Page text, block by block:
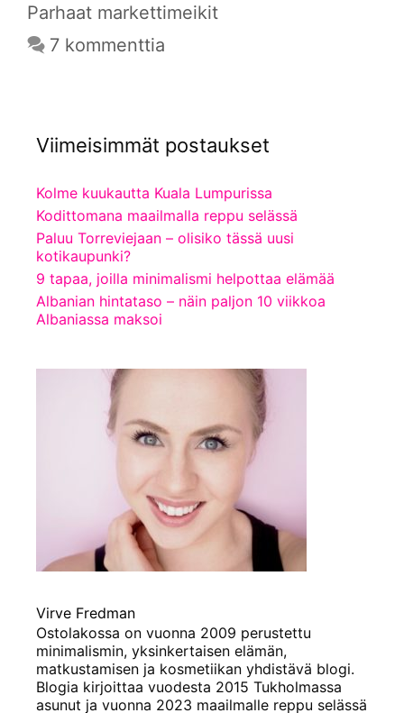
Parhaat markettimeikit
7 kommenttia
Viimeisimmät postaukset
Kolme kuukautta Kuala Lumpurissa
Kodittomana maailmalla reppu selässä
Paluu Torreviejaan – olisiko tässä uusi
kotikaupunki?
9 tapaa, joilla minimalismi helpottaa elämää
Albanian hintataso – näin paljon 10 viikkoa
Albaniassa maksoi
Virve Fredman
Ostolakossa on vuonna 2009 perustettu
minimalismin, yksinkertaisen elämän,
matkustamisen ja kosmetiikan yhdistävä blogi.
Blogia kirjoittaa vuodesta 2015 Tukholmassa
asunut ja vuonna 2023 maailmalle reppu selässä